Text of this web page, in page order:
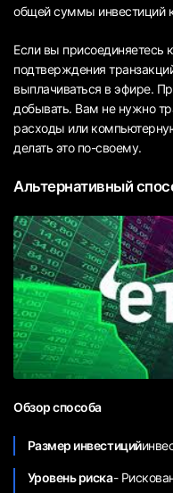
общей суммы инвестиций
Если вы присоединяетесь
подтверждения
выплачиваться в эфире.
добывать. Вам не нужно
расходы или
делать это по-своему.
Альтернативный
Обзор способа
Размер инвестиций
Уровень риска-